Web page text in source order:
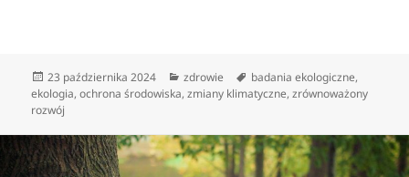
Data
publikacji
23 października 2024 Kategorie
zdrowie Tagi
badania ekologiczne,
ekologia,ochrona środowiska,zmiany klimatyczne,zrównoważony
rozwój